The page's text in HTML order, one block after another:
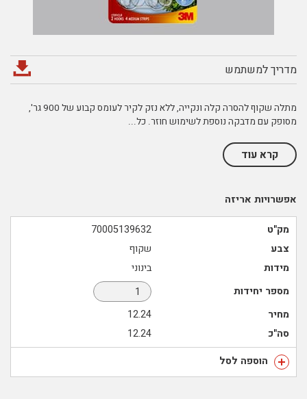
מדריך למשתמש
מתלה שקוף להסרה קלה ונקייה, ללא נזק לקיר לעומס קבוע של 900 גר',
מסופק עם מדבקה נוספת לשימוש חוזר. כל...
קרא עוד
אפשרויות אריזה
מק"ט
70005139632
צבע
שקוף
מידות
בינוני
מספר יחידות
מחיר
12.24
סה"כ
12.24
הוספה לסל